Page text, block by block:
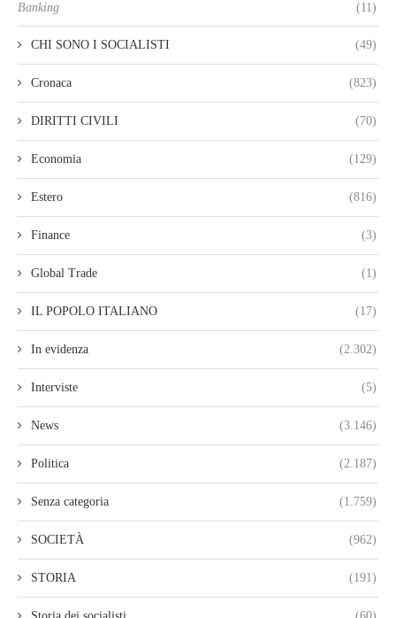
Banking (11)
CHI SONO I SOCIALISTI (49)
Cronaca (823)
DIRITTI CIVILI (70)
Economia (129)
Estero (816)
Finance (3)
Global Trade (1)
IL POPOLO ITALIANO (17)
In evidenza (2.302)
Interviste (5)
News (3.146)
Politica (2.187)
Senza categoria (1.759)
SOCIETÀ (962)
STORIA (191)